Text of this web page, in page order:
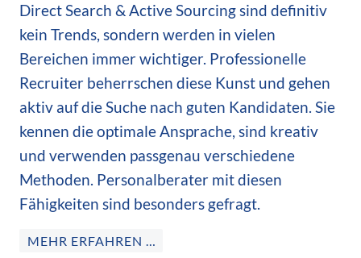
Direct Search & Active Sourcing sind definitiv
kein Trends, sondern werden in vielen
Bereichen immer wichtiger. Professionelle
Recruiter beherrschen diese Kunst und gehen
aktiv auf die Suche nach guten Kandidaten. Sie
kennen die optimale Ansprache, sind kreativ
und verwenden passgenau verschiedene
Methoden. Personalberater mit diesen
Fähigkeiten sind besonders gefragt.
MEHR ERFAHREN …